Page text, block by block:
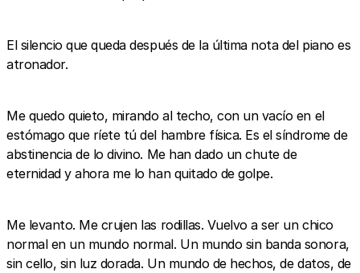
El silencio que queda después de la última nota del piano es
atronador.
Me quedo quieto, mirando al techo, con un vacío en el
estómago que ríete tú del hambre física. Es el síndrome de
abstinencia de lo divino. Me han dado un chute de
eternidad y ahora me lo han quitado de golpe.
Me levanto. Me crujen las rodillas. Vuelvo a ser un chico
normal en un mundo normal. Un mundo sin banda sonora,
sin cello, sin luz dorada. Un mundo de hechos, de datos, de